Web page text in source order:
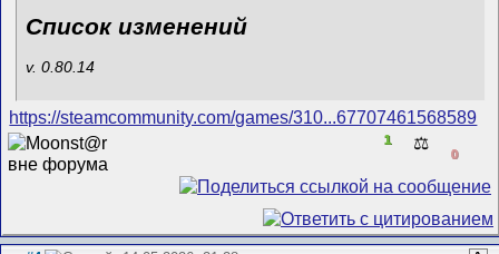
Список изменений
v. 0.80.14
https://steamcommunity.com/games/310...67707461568589
1 ⚖️
0